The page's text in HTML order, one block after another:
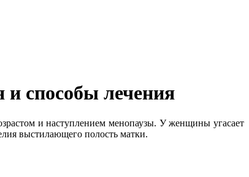
и способы лечения
и наступлением менопаузы. У женщины угасает
выстилающего полость матки.